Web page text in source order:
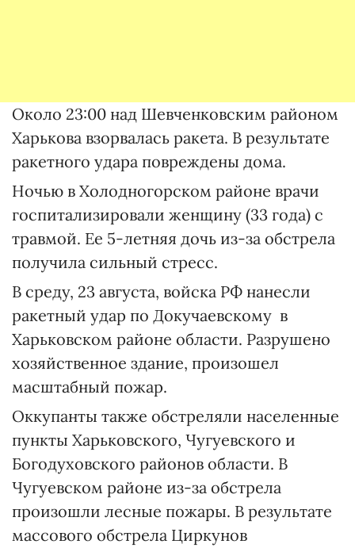
Около 23:00 над Шевченковским районом
Харькова взорвалась ракета. В результате
ракетного удара повреждены дома.
Ночью в Холодногорском районе врачи
госпитализировали женщину (33 года) с
травмой. Ее 5-летняя дочь из-за обстрела
получила сильный стресс.
В среду, 23 августа, войска РФ нанесли
ракетный удар по Докучаевскому в
Харьковском районе области. Разрушено
хозяйственное здание, произошел
масштабный пожар.
Оккупанты также обстреляли населенные
пункты Харьковского, Чугуевского и
Богодуховского районов области. В
Чугуевском районе из-за обстрела
произошли лесные пожары. В результате
массового обстрела Циркунов